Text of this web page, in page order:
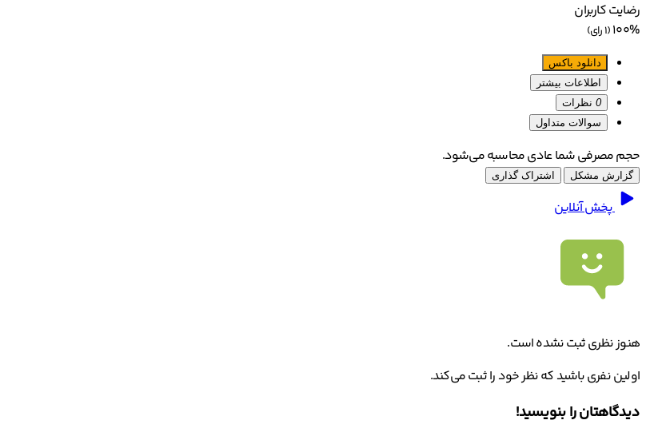
رضایت کاربران
100% (1 رای)
دانلود باکس
اطلاعات بیشتر
0 نظرات
سوالات متداول
حجم مصرفی شما عادی محاسبه می‌شود.
گزارش مشکل اشتراک گذاری
پخش آنلاین
هنوز نظری ثبت نشده است.
اولین نفری باشید که نظر خود را ثبت می‌کند.
دیدگاهتان را بنویسید!